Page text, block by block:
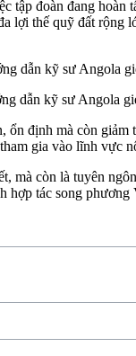
tập đoàn đang
thế quỹ đất rộng
dẫn kỹ sư Angola
định mà còn
gia vào lĩnh
mà còn là tuyên
tác song